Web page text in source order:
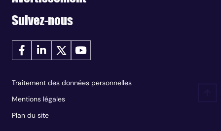
Suivez-nous
Traitement des données personnelles
Mentions légales
Plan du site